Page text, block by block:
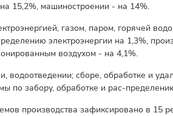
15,2%, машиностроении - на 14%.
газом, паром, горячей
электроэнергии на 1,3%,
воздухом - на 4,1%.
водоотведении; сборе, обработке и
по забору, обработке и рас-
производства зафиксировано в 15